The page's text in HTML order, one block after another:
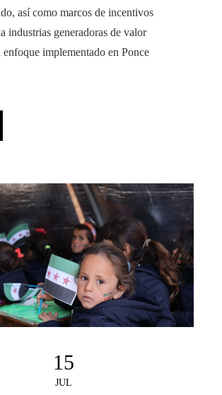
así como marcos de incentivos
industrias generadoras de valor
implementado en Ponce
15
JUL